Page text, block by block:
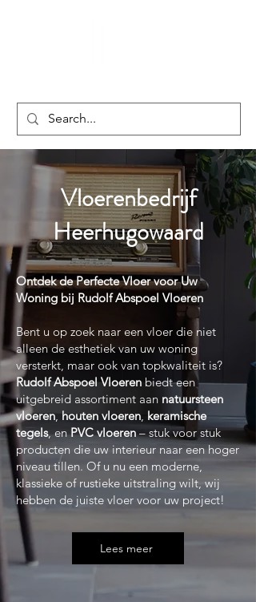
Vloerenbedrijf
Heerhugowaard
Ontdek de Perfecte Vloer voor Uw
Woning bij Rudolf Abspoel Vloeren
Bent u op zoek naar een vloer die niet
alleen de esthetiek van uw woning
versterkt, maar ook van topkwaliteit is?
Rudolf Abspoel Vloeren biedt een
uitgebreid assortiment aan natuursteen
vloeren, houten vloeren, keramische
tegels, enPVC vloeren– stuk voor stuk
producten die uw interieur naar een hoger
niveau tillen. Of u nu een moderne,
klassieke of rustieke uitstraling wilt, wij
hebben de juiste vloer voor uw project!
Lees meer